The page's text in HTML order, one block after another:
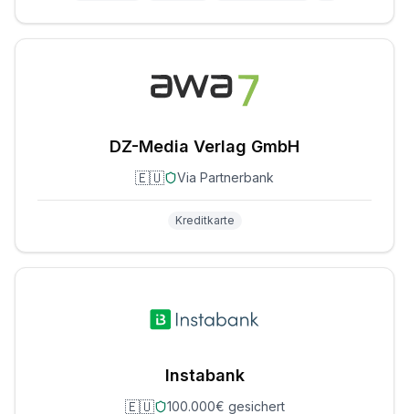
DZ-Media Verlag GmbH
🇪🇺 Via Partnerbank
Kreditkarte
Instabank
🇪🇺 100.000€ gesichert